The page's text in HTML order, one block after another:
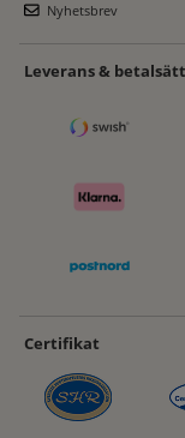
Nyhetsbrev
Leverans & betalsätt
Certifikat